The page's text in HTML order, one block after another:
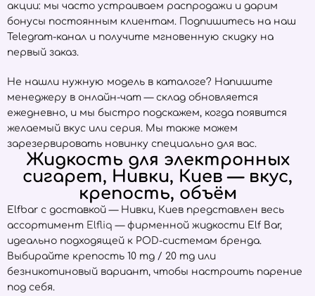
акции: мы часто устраиваем распродажи и дарим
бонусы постоянным клиентам. Подпишитесь на наш
Telegram-канал и получите мгновенную скидку на
первый заказ.
Не нашли нужную модель в каталоге? Напишите
менеджеру в онлайн-чат — склад обновляется
ежедневно, и мы быстро подскажем, когда появится
желаемый вкус или серия. Мы также можем
зарезервировать новинку специально для вас.
Жидкость для электронных
сигарет, Нивки, Киев — вкус,
крепость, объём
Elfbar с доставкой — Нивки, Киев представлен весь
ассортимент Elfliq — фирменной жидкости Elf Bar,
идеально подходящей к POD-системам бренда.
Выбирайте крепость 10 mg / 20 mg или
безникотиновый вариант, чтобы настроить парение
под себя.